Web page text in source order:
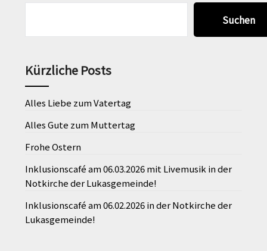
Suchen
Kürzliche Posts
Alles Liebe zum Vatertag
Alles Gute zum Muttertag
Frohe Ostern
Inklusionscafé am 06.03.2026 mit Livemusik in der
Notkirche der Lukasgemeinde!
Inklusionscafé am 06.02.2026 in der Notkirche der
Lukasgemeinde!